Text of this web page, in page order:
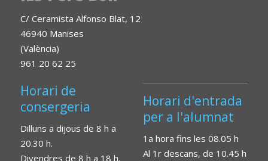
C/ Ceramista Alfonso Blat, 12
46940 Manises
(València)
961 20 62 25
Horari de
consergeria
Dilluns a dijous de 8 h a
20.30 h.
Divendres de 8 h a 18 h.
Horari d'entrada
per a l'alumnat
1a hora fins les 08.05 h
Al 1r descans, de 10.45 h